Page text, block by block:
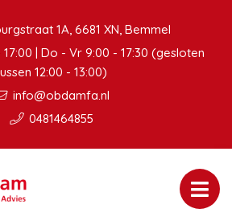
1A, 6681 XN, Bemmel
| Do - Vr 9:00 - 17:30 (gesloten
12:00 - 13:00)
info@obdamfa.nl
0481464855